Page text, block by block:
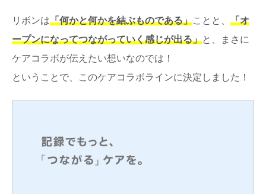
リボンは「何かと何かを結ぶものである」ことと、 「オ
ープンになってつながっていく感じが出る」と、まさに
ケアコラボが伝えたい想いなのでは！
ということで、このケアコラボラインに決定しました！